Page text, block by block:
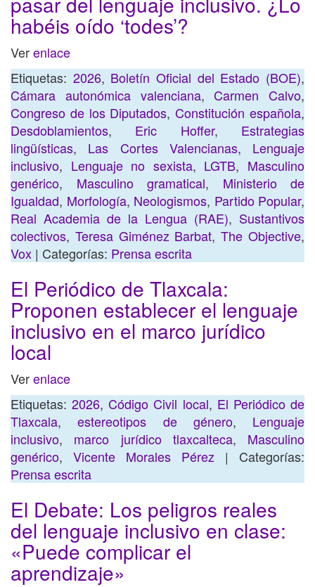
habéis oído ‘todes’?
Verenlace
Etiquetas: 2026, Boletín Oficial del Estado (BOE),
Cámara autonómica valenciana,Carmen Calvo,
Congreso de los Diputados,Constitución española,
Desdoblamientos, Eric Hoffer, Estrategias
lingüísticas, Las Cortes Valencianas, Lenguaje
inclusivo, Lenguaje no sexista, LGTB, Masculino
genérico, Masculino gramatical, Ministerio de
Igualdad, Morfología, Neologismos, Partido Popular,
Real Academia de la Lengua (RAE), Sustantivos
colectivos, Teresa Giménez Barbat,The Objective,
Vox | Categorías: Prensa escrita
El Periódico de Tlaxcala:
Proponen establecer el lenguaje
inclusivo en el marco jurídico
local
Verenlace
Etiquetas:2026,Código Civil local, El Periódico de
Tlaxcala,estereotipos de género, Lenguaje
inclusivo, marco jurídico tlaxcalteca, Masculino
genérico, Vicente Morales Pérez | Categorías:
Prensa escrita
El Debate: Los peligros reales
del lenguaje inclusivo en clase:
«Puede complicar el
aprendizaje»